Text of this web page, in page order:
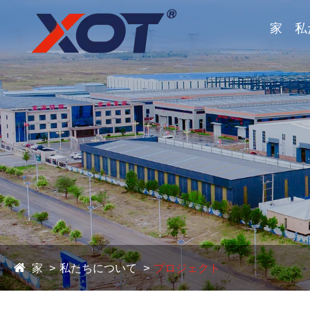
家 私
家 私たちについて プロジェクト